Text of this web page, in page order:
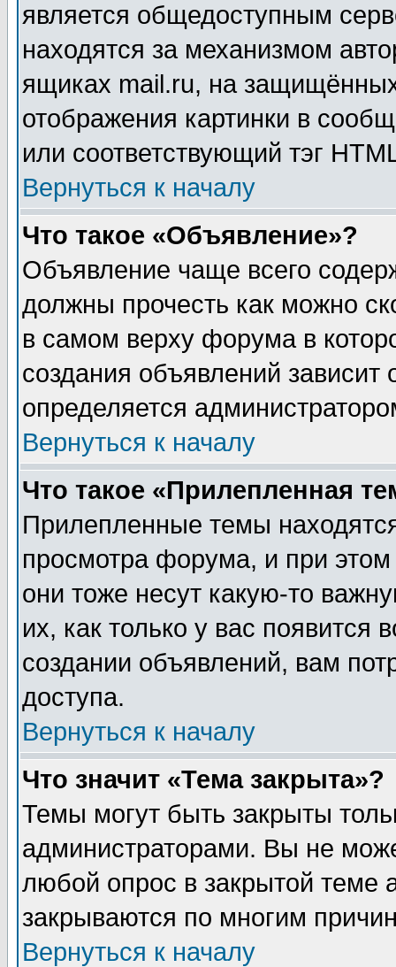
является общедоступным
находятся за механизмом
ящиках mail.ru, на
отображения картинки в
или соответствующий тэг
Вернуться к началу
Что такое «Объявление»?
Объявление чаще всего
должны прочесть как можно
в самом верху форума в
создания объявлений зависит
определяется
Вернуться к началу
Что такое «Прилепленная
Прилепленные темы
просмотра форума, и при
они тоже несут какую-то
их, как только у вас появится
создании объявлений, вам
доступа.
Вернуться к началу
Что значит «Тема закрыта»?
Темы могут быть закрыты
администраторами. Вы не
любой опрос в закрытой теме
закрываются по многим
Вернуться к началу